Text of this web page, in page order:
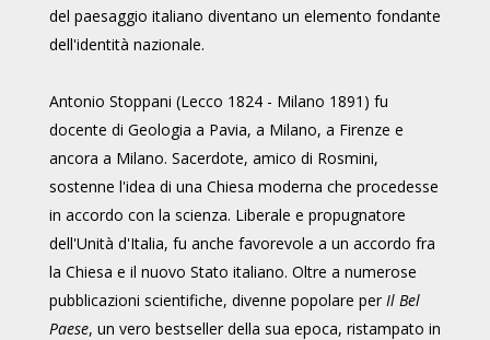
del paesaggio italiano diventano un elemento fondante
dell'identità nazionale.
Antonio Stoppani (Lecco 1824 - Milano 1891) fu
docente di Geologia a Pavia, a Milano, a Firenze e
ancora a Milano. Sacerdote, amico di Rosmini,
sostenne l'idea di una Chiesa moderna che procedesse
in accordo con la scienza. Liberale e propugnatore
dell'Unità d'Italia, fu anche favorevole a un accordo fra
la Chiesa e il nuovo Stato italiano. Oltre a numerose
pubblicazioni scientifiche, divenne popolare per Il Bel
Paese, un vero bestseller della sua epoca, ristampato in